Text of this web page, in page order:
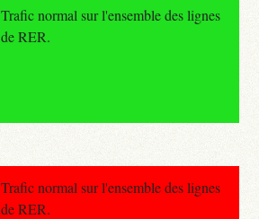
Trafic normal sur l'ensemble des lignes
de RER.
Trafic normal sur l'ensemble des lignes
de RER.